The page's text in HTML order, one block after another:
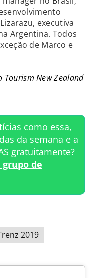
executiva
Argentina. Todos
de Marco e
Tourism New Zealand
como essa,
da semana e a
gratuitamente?
de
2019